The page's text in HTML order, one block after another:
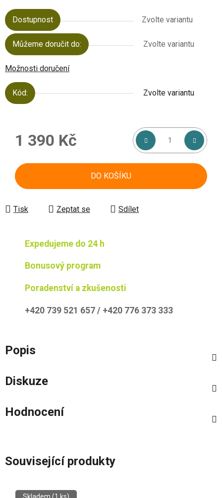
Dostupnost Zvolte variantu
Můžeme doručit do: Zvolte variantu
Možnosti doručení
Kód: Zvolte variantu
1 390 Kč
DO KOŠÍKU
Tisk Zeptat se Sdílet
Expedujeme do 24 h
Bonusový program
Poradenství a zkušenosti
+420 739 521 657 / +420 776 373 333
Popis
Diskuze
Hodnocení
Související produkty
Skladem (1 ks)